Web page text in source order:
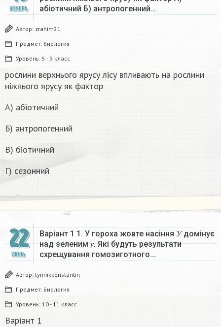
НОЯБРЬ
абіотичний Б) антропогенний…
Автор: zrahim21
Предмет: Биология
Уровень: 5 - 9 класс
рослини верхнього ярусу лісу впливають на рослини
ніжнього ярусу як фактор
А) абіотичний
Б) антропогенний
В) біотичний
Г) сезонний
22
ИЮНЬ
Варіант 1 1. У гороха жовте насіння У
У
домінує
над зеленим у
у
. Які будуть результати
схрещування гомозиготного…
Автор: lynnikkonstantin
Предмет: Биология
Уровень: 10 - 11 класс
Варіант 1